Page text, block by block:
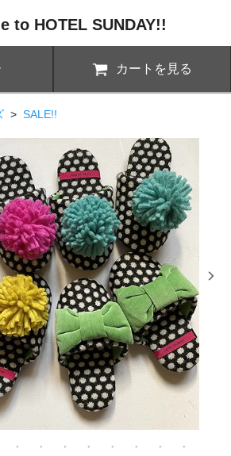
to HOTEL SUNDAY!!
カートを見る
> SALE!!